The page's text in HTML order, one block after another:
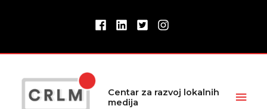
Centar za razvoj lokalnih
medija